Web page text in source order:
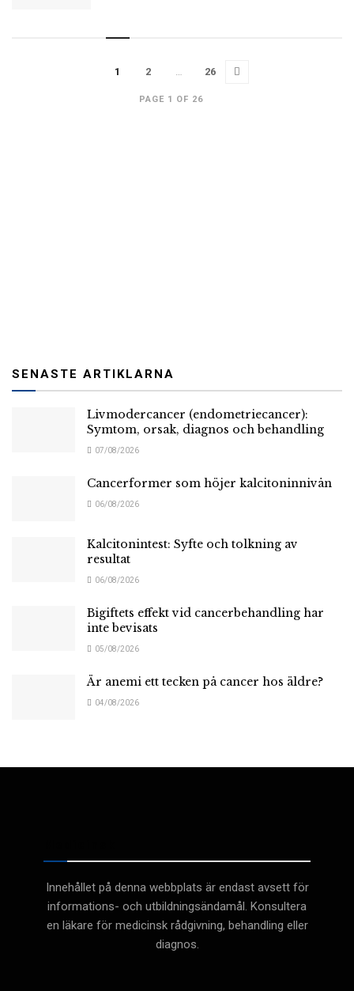
PAGE 1 OF 26
1 2 … 26
SENASTE ARTIKLARNA
Livmodercancer (endometriecancer):
Symtom, orsak, diagnos och behandling
07/08/2026
Cancerformer som höjer kalcitoninnivån
06/08/2026
Kalcitonintest: Syfte och tolkning av
resultat
06/08/2026
Bigiftets effekt vid cancerbehandling har
inte bevisats
05/08/2026
Är anemi ett tecken på cancer hos äldre?
04/08/2026
Innehållet på denna webbplats är endast avsett för
informations- och utbildningsändamål. Konsultera
en läkare för medicinsk rådgivning, behandling eller
diagnos.